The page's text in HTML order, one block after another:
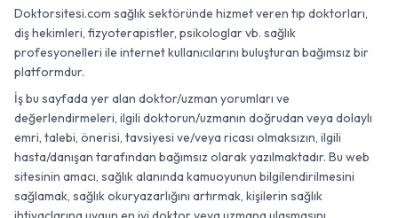
Doktorsitesi.com sağlık sektöründe hizmet veren tıp doktorları,
diş hekimleri, fizyoterapistler, psikologlar vb. sağlık
profesyonelleri ile internet kullanıcılarını buluşturan bağımsız bir
platformdur.
İş bu sayfada yer alan doktor/uzman yorumları ve
değerlendirmeleri, ilgili doktorun/uzmanın doğrudan veya dolaylı
emri, talebi, önerisi, tavsiyesi ve/veya ricası olmaksızın, ilgili
hasta/danışan tarafından bağımsız olarak yazılmaktadır. Bu web
sitesinin amacı, sağlık alanında kamuoyunun bilgilendirilmesini
sağlamak, sağlık okuryazarlığını artırmak, kişilerin sağlık